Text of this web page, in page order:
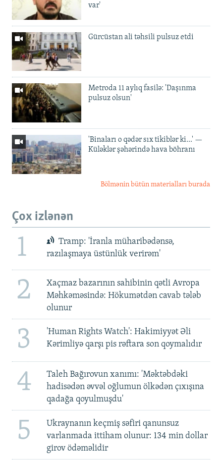
var'
Gürcüstan ali təhsili pulsuz etdi
Metroda 11 aylıq fasilə: 'Daşınma
pulsuz olsun'
'Binaları o qədər sıx tikiblər ki...' —
Küləklər şəhərində hava böhranı
Bölmənin bütün materialları burada
Çox izlənən
1
Tramp: 'İranla müharibədənsə,
razılaşmaya üstünlük verirəm'
2
Xaçmaz bazarının sahibinin qətli Avropa
Məhkəməsində: Hökumətdən cavab tələb
olunur
3
'Human Rights Watch': Hakimiyyət Əli
Kərimliyə qarşı pis rəftara son qoymalıdır
4
Taleh Bağırovun xanımı: 'Məktəbdəki
hadisədən əvvəl oğlumun ölkədən çıxışına
qadağa qoyulmuşdu'
5
Ukraynanın keçmiş səfiri qanunsuz
varlanmada ittiham olunur: 134 min dollar
girov ödəməlidir